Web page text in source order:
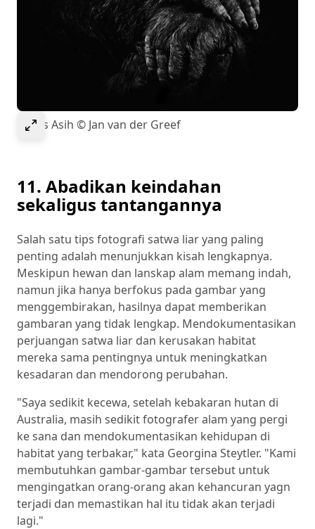
Select to expand image
Welas Asih © Jan van der Greef
11. Abadikan keindahan
sekaligus tantangannya
Salah satu tips fotografi satwa liar yang paling
penting adalah menunjukkan kisah lengkapnya.
Meskipun hewan dan lanskap alam memang indah,
namun jika hanya berfokus pada gambar yang
menggembirakan, hasilnya dapat memberikan
gambaran yang tidak lengkap. Mendokumentasikan
perjuangan satwa liar dan kerusakan habitat
mereka sama pentingnya untuk meningkatkan
kesadaran dan mendorong perubahan.
"Saya sedikit kecewa, setelah kebakaran hutan di
Australia, masih sedikit fotografer alam yang pergi
ke sana dan mendokumentasikan kehidupan di
habitat yang terbakar," kata Georgina Steytler. "Kami
membutuhkan gambar-gambar tersebut untuk
mengingatkan orang-orang akan kehancuran yagn
terjadi dan memastikan hal itu tidak akan terjadi
lagi."